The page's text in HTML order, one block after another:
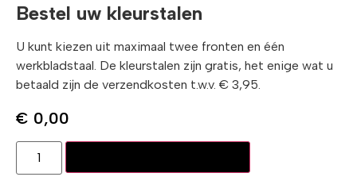
Bestel uw kleurstalen
U kunt kiezen uit maximaal twee fronten en één
werkbladstaal. De kleurstalen zijn gratis, het enige wat u
betaald zijn de verzendkosten t.w.v. € 3,95.
€ 0,00